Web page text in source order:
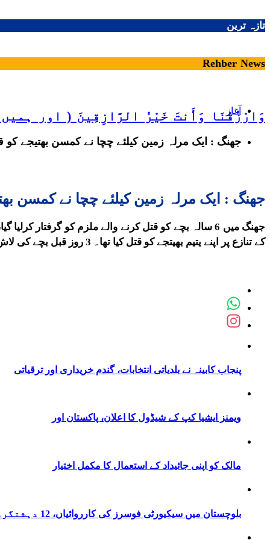
تازہ ترین
Rehber News
وَارْزُقْنَا وَأَنتَ خَيْرُ الرَّازِقِينَ ( اور
آغاز
جھنگ : ایک مرلہ زمین کیلئے چچا نے کمسن بھتیجے کو
جھنگ : ایک مرلہ زمین کیلئے چچا نے کمسن
کے تنازع پر اپنے یتیم بھیتجے کو قتل کیا تھا۔ 3 روز قبل بچے کی لاش موضع کدلتھی میں کھیتوں سے ملی تھی، بچے کو گلا دبا کر قتل کیا گیا تھا۔
پنجاب کابینہ نے بلدیاتی انتخابات، گندم خریداری اور ترقیاتی
ویمنز ایشیا کپ کے شیڈول کا اعلان، پاکستان اور
مالک کو اپنی جائیداد کے استعمال کا مکمل اختیار
بلوچستان میں سیکیورٹی فوسرز کی کارروائیاں، 12 دہشتگرد ہلاک